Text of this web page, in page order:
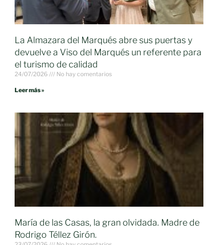
La Almazara del Marqués abre sus puertas y
devuelve a Viso del Marqués un referente para
el turismo de calidad
24/07/2026 No hay comentarios
Leer más »
María de las Casas, la gran olvidada. Madre de
Rodrigo Téllez Girón.